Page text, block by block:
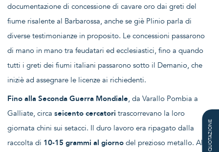
documentazione di concessione di cavare oro dai greti del
fiume risalente al Barbarossa, anche se giè Plinio parla di
diverse testimonianze in proposito. Le concessioni passarono
di mano in mano tra feudatari ed ecclesiastici, fino a quando
tutti i greti dei fiumi italiani passarono sotto il Demanio, che
iniziè ad assegnare le licenze ai richiedenti.
Fino alla Seconda Guerra Mondiale, da Varallo Pombia a
Galliate, circa seicento cercatori trascorrevano la loro
giornata chini sui setacci. Il duro lavoro era ripagato dalla
raccolta di 10-15 grammi al giorno del prezioso metallo. AllaQUOTAZIONE